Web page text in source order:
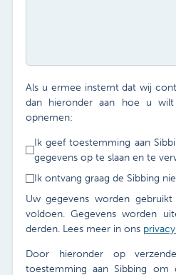
Als u ermee instemt dat wij
dan hieronder aan hoe u
opnemen:
Ik geef toestemming aan
gegevens op te slaan en te
Ik ontvang graag de Sibbing
Uw gegevens worden
voldoen. Gegevens worden
derden. Lees meer in ons
Door hieronder op
toestemming aan Sibbing om